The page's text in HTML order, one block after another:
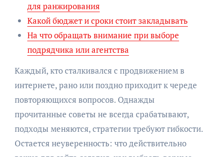
для ранжирования
Какой бюджет и сроки стоит закладывать
На что обращать внимание при выборе
подрядчика или агентства
Каждый, кто сталкивался с продвижением в
интернете, рано или поздно приходит к череде
повторяющихся вопросов. Однажды
прочитанные советы не всегда срабатывают,
подходы меняются, стратегии требуют гибкости.
Остается неуверенность: что действительно